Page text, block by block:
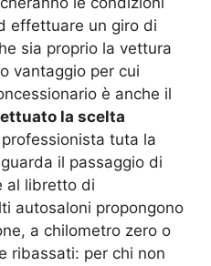
effettuare un giro di
sia proprio la vettura
vantaggio per cui
è anche il
la scelta
tuta la
il passaggio di
al libretto di
autosaloni propongono
a chilometro zero o
ribassati: per chi non